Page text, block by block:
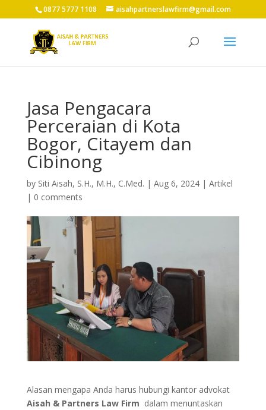
0877 5777 1108 aisahpartnerslawfirm@gmail.com
Jasa Pengacara
Perceraian di Kota
Bogor, Citayem dan
Cibinong
by Siti Aisah, S.H., M.H., C.Med. | Aug 6, 2024| Artikel
| 0 comments
Alasan mengapa Anda harus hubungi kantor advokat
Aisah & Partners Law Firm dalam menuntaskan